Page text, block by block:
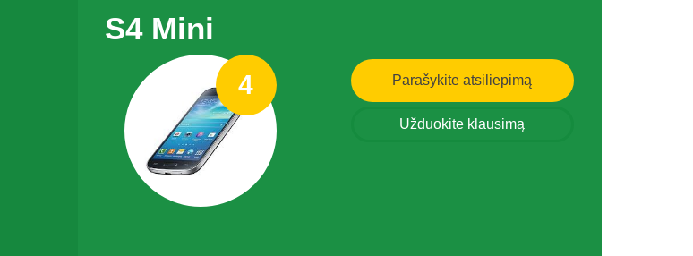
S4 Mini
4 Parašykite atsiliepimą
Užduokite klausimą